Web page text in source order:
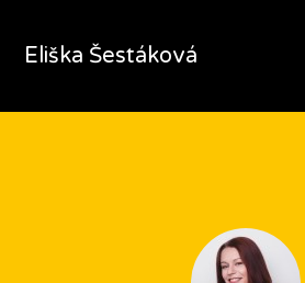
Eliška Šestáková